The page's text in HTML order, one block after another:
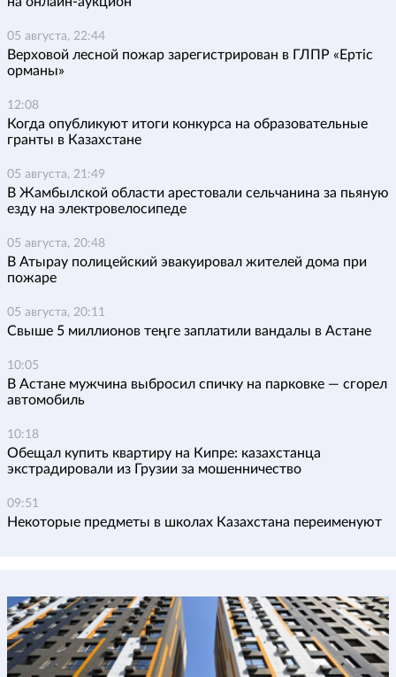
05 августа, 22:44
Верховой лесной пожар зарегистрирован в ГЛПР «Ертіс
орманы»
12:08
Когда опубликуют итоги конкурса на образовательные
гранты в Казахстане
05 августа, 21:49
В Жамбылской области арестовали сельчанина за пьяную
езду на электровелосипеде
05 августа, 20:48
В Атырау полицейский эвакуировал жителей дома при
пожаре
05 августа, 20:11
Свыше 5 миллионов теңге заплатили вандалы в Астане
10:05
В Астане мужчина выбросил спичку на парковке — сгорел
автомобиль
10:18
Обещал купить квартиру на Кипре: казахстанца
экстрадировали из Грузии за мошенничество
09:51
Некоторые предметы в школах Казахстана переименуют